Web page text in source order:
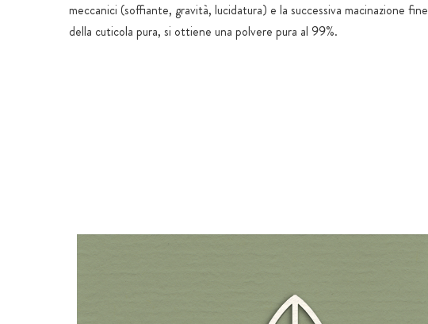
meccanici (soffiante, gravità, lucidatura) e la successiva macinazione fine
della cuticola pura, si ottiene una polvere pura al 99%.